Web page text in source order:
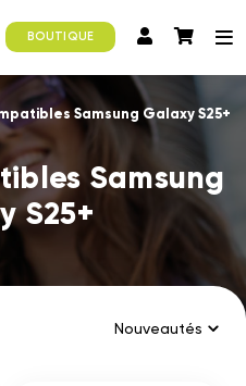
BOUTIQUE
Samsung Galaxy S25+
Samsung
S25+